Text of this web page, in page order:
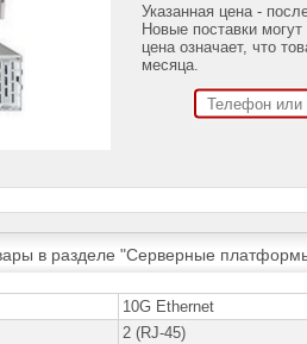
Указанная цена -
Новые поставки
цена означает, что
месяца.
в разделе "Серверные
10G Ethernet
2 (RJ-45)